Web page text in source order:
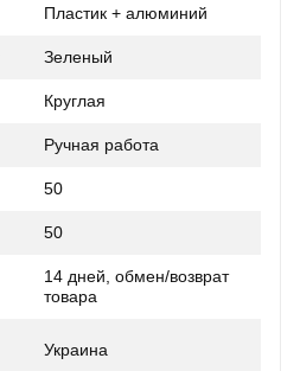
Пластик + алюминий
Зеленый
Круглая
Ручная работа
50
50
14 дней, обмен/возврат
товара
Украина